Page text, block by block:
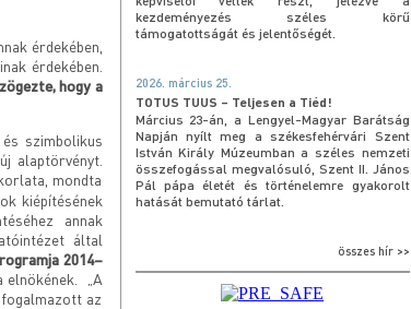
érdekében,
érdekében.
hogy a
szimbolikus
alaptörvényt.
mondta
kiépítésének
annak
által
2014–
elnökének. „A
az
kezdeményezés széles körű
támogatottságát és jelentőségét.
2026. március 25.
TOTUS TUUS – Teljesen a Tiéd!
Március 23-án, a Lengyel-Magyar Barátság
Napján nyílt meg a székesfehérvári Szent
István Király Múzeumban a széles nemzeti
összefogással megvalósuló, Szent II. János
Pál pápa életét és történelemre gyakorolt
hatását bemutató tárlat.
összes hír >>